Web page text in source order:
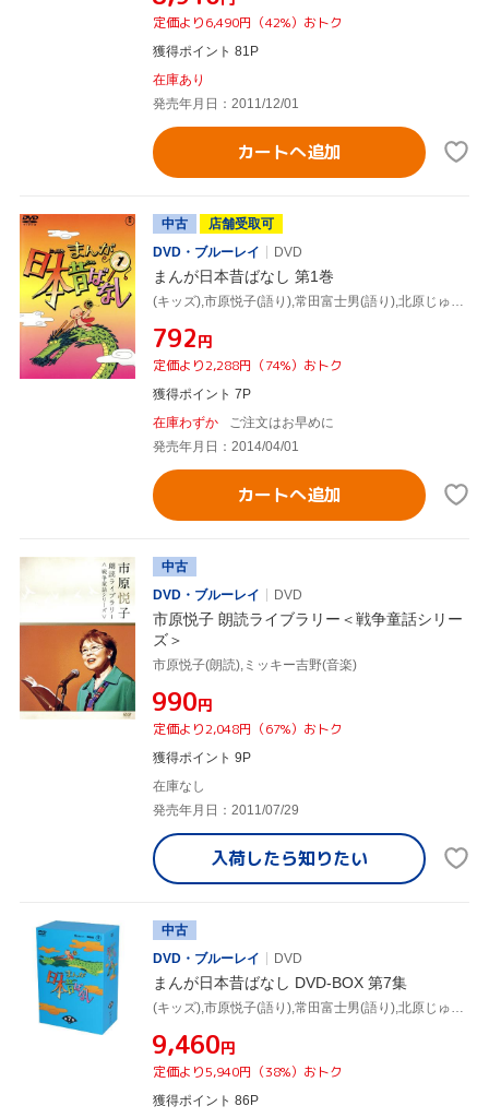
定価より6,490円（42%）おトク
獲得ポイント 81P
在庫あり
発売年月日：2011/12/01
カートへ追加
中古
店舗受取可
DVD・ブルーレイ
DVD
まんが日本昔ばなし 第1巻
¥792円
定価より2,288円（74%）おトク
獲得ポイント 7P
在庫わずか
ご注文はお早めに
発売年月日：2014/04/01
カートへ追加
中古
DVD・ブルーレイ
DVD
市原悦子 朗読ライブラリー＜戦争童話シリー
ズ＞
市原悦子(朗読),ミッキー吉野(音楽)
¥990円
定価より2,048円（67%）おトク
獲得ポイント 9P
在庫なし
発売年月日：2011/07/29
入荷したら知りたい
中古
DVD・ブルーレイ
DVD
まんが日本昔ばなし DVD-BOX 第7集
¥9,460円
定価より5,940円（38%）おトク
獲得ポイント 86P